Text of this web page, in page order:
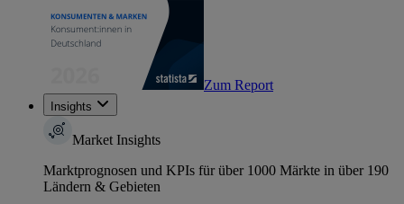
Zum Report
Insights
Market Insights
Marktprognosen und KPIs für über 1000 Märkte in über 190
Ländern & Gebieten